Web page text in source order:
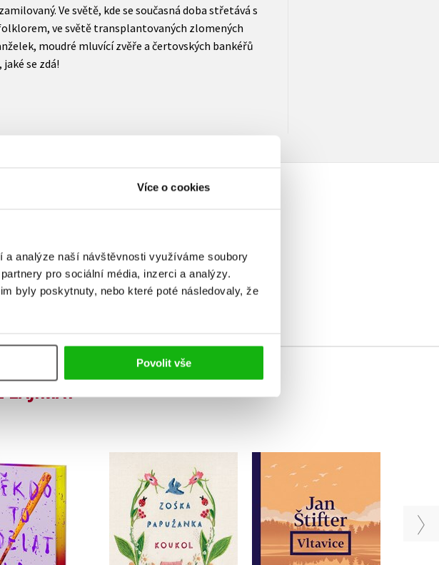
Více o cookies
analýze naší návštěvnosti využíváme soubory
pro sociální média, inzerci a analýzy.
byly poskytnuty, nebo které poté následovaly, že
Povolit vše
Ve světě, kde se současná doba střetává s
ve světě transplantovaných zlomených
moudré mluvící zvěře a čertovských bankéřů
se zdá!
registrovaní uživatelé
ZAJÍMAT
to udělat musel
vydání
Velikovsky
Koukol
Zoska Papuzanka
Vltavice
Jan Štifter